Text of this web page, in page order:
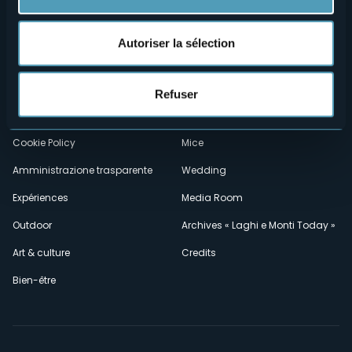
Autoriser la sélection
Refuser
secondario
Privacy
Cookie Policy
Amministrazione trasparente
Expériences
Outdoor
Art & culture
Bien-être
Hébergements
Mice
Wedding
Media Room
Archives « Laghi e Monti Today »
Credits